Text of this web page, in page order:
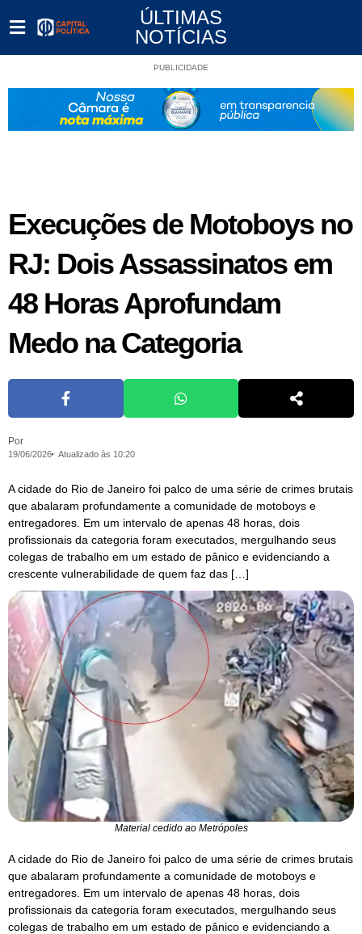
ÚLTIMAS
NOTÍCIAS
PUBLICIDADE
Execuções de Motoboys no
RJ: Dois Assassinatos em
48 Horas Aprofundam
Medo na Categoria
Por
19/06/2026 Atualizado às 10:20
A cidade do Rio de Janeiro foi palco de uma série de crimes brutais
que abalaram profundamente a comunidade de motoboys e
entregadores. Em um intervalo de apenas 48 horas, dois
profissionais da categoria foram executados, mergulhando seus
colegas de trabalho em um estado de pânico e evidenciando a
crescente vulnerabilidade de quem faz das […]
Material cedido ao Metrópoles
A cidade do Rio de Janeiro foi palco de uma série de crimes brutais
que abalaram profundamente a comunidade de motoboys e
entregadores. Em um intervalo de apenas 48 horas, dois
profissionais da categoria foram executados, mergulhando seus
colegas de trabalho em um estado de pânico e evidenciando a